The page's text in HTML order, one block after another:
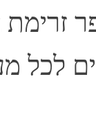
זרימת